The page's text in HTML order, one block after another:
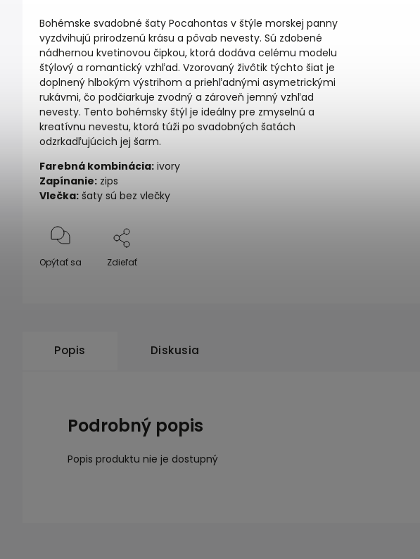
Bohémske svadobné šaty Pocahontas v štýle morskej panny
vyzdvihujú prirodzenú krásu a pôvab nevesty. Sú zdobené
nádhernou kvetinovou čipkou, ktorá dodáva celému modelu
štýlový a romantický vzhľad. Vzorovaný živôtik týchto šiat je
doplnený hlbokým výstrihom a priehľadnými asymetrickými
rukávmi, čo podčiarkuje zvodný a zároveň jemný vzhľad
nevesty. Tento bohémsky štýl je ideálny pre zmyselnú a
kreatívnu nevestu, ktorá túži po svadobných šatách
odzrkadľujúcich jej šarm.
Farebná kombinácia: ivory
Zapínanie: zips
Vlečka: šaty sú bez vlečky
Opýtať sa Zdieľať
Popis Diskusia
Podrobný popis
Popis produktu nie je dostupný